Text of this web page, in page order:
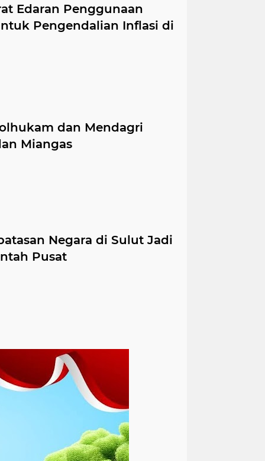
Edaran Penggunaan
Pengendalian Inflasi di
dan Mendagri
Miangas
Negara di Sulut Jadi
Pusat